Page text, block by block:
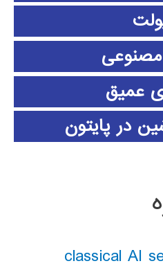
عمیق
در پایتون